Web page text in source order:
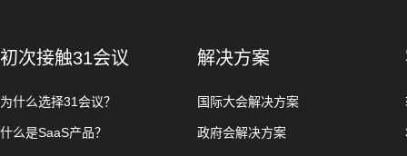
初次接触31会议
为什么选择31会议？
什么是SaaS产品？
解决方案
国际大会解决方案
政府会解决方案